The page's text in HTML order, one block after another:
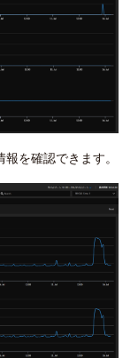
を確認できます。